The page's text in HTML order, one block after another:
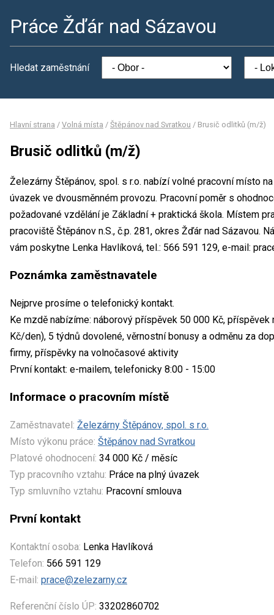
Práce Žďár nad Sázavou
Hledat zaměstnání
Hlavní strana / Volná místa / Štěpánov nad Svratkou / Brusič odlitků (m/ž)
Brusič odlitků (m/ž)
Železárny Štěpánov, spol. s r.o. nabízí volné pracovní místo
úvazek ve dvousměnném provozu. Pracovní poměr s
požadované vzdělání je Základní + praktická škola. Místem
pracoviště Štěpánov n.S., č.p. 281, okres Žďár nad Sázavou.
vám poskytne Lenka Havlíková, tel.: 566 591 129, e-mail:
Poznámka zaměstnavatele
Nejprve prosíme o telefonický kontakt.
Ke mzdě nabízíme: náborový příspěvek 50 000 Kč, příspěvek
Kč/den), 5 týdnů dovolené, věrnostní bonusy a odměnu za
firmy, příspěvky na volnočasové aktivity
První kontakt: e-mailem, telefonicky 8:00 - 15:00
Informace o pracovním místě
Zaměstnavatel: Železárny Štěpánov, spol. s r.o.
Místo výkonu práce: Štěpánov nad Svratkou
Platové ohodnocení: 34 000 Kč / měsíc
Typ pracovního vztahu: Práce na plný úvazek
Typ smluvního vztahu: Pracovní smlouva
První kontakt
Kontaktní osoba: Lenka Havlíková
Telefon: 566 591 129
E-mail: prace@zelezarny.cz
Referenční číslo ÚP: 33202860702